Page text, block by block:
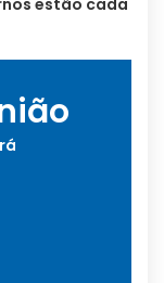
estão cada